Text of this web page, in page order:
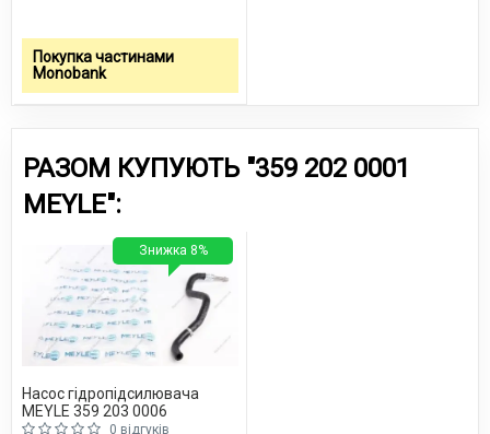
Покупка частинами
Monobank
РАЗОМ КУПУЮТЬ "359 202 0001
MEYLE":
Насос гідропідсилювача
MEYLE 359 203 0006
0 відгуків
Знижка 8%